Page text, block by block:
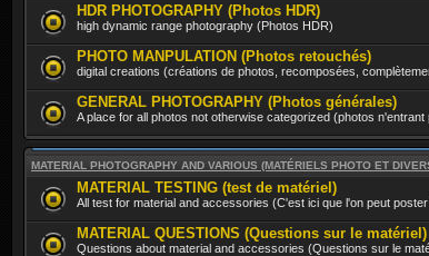
HDR PHOTOGRAPHY (Photos HDR)
high dynamic range photography (Photos HDR)
PHOTO MANPULATION (Photos retouchés)
digital creations (créations de photos, recomposées,
GENERAL PHOTOGRAPHY (Photos générales)
A place for all photos not otherwise categorized (photos
MATERIAL PHOTOGRAPHY AND VARIOUS (MATÉRIELS PHOTO ET
MATERIAL TESTING (test de matériel)
All test for material and accessories (C'est ici que l'on peut
MATERIAL QUESTIONS (Questions sur le matériel)
Questions about material and accessories (Questions sur le